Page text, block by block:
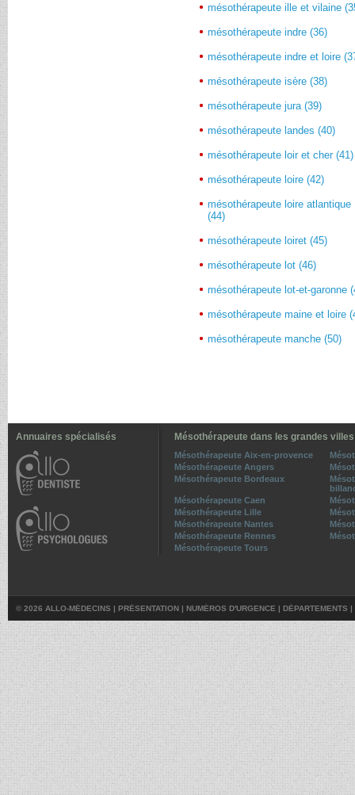
mésothérapeute ille et vilaine
mésothérapeute indre (36)
mésothérapeute indre et loire
mésothérapeute isère (38)
mésothérapeute jura (39)
mésothérapeute landes (40)
mésothérapeute loir et cher (41)
mésothérapeute loire (42)
mésothérapeute loire atlantique
(44)
mésothérapeute loiret (45)
mésothérapeute lot (46)
mésothérapeute lot-et-garonne
mésothérapeute maine et loire
mésothérapeute manche (50)
Annuaires spécialisés Mésothérapeute dans les grandes villes
Mésothérapeute Aix-en-provence
Mésothérapeute Angers
Mésothérapeute Bordeaux
Mésothérapeute Caen
Mésothérapeute Lille
Mésothérapeute Nantes
Mésothérapeute Rennes
Mésothérapeute Tours
© 2026 ALLO-MÉDECINS | PRÉSENTATION | NUMÉROS D'URGENCE | DÉPARTEMENTS |